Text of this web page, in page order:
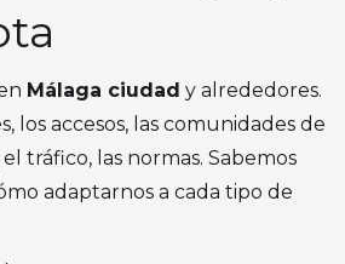
Málaga ciudad y alrededores.
los accesos, las comunidades de
tráfico, las normas. Sabemos
adaptarnos a cada tipo de